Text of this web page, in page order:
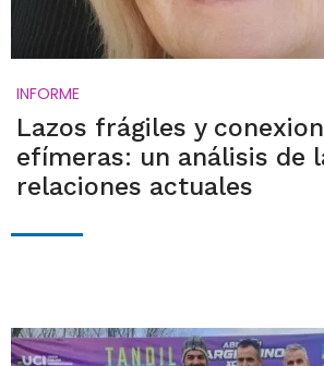
INFORME
Lazos frágiles y
efímeras: un análisis de
relaciones actuales